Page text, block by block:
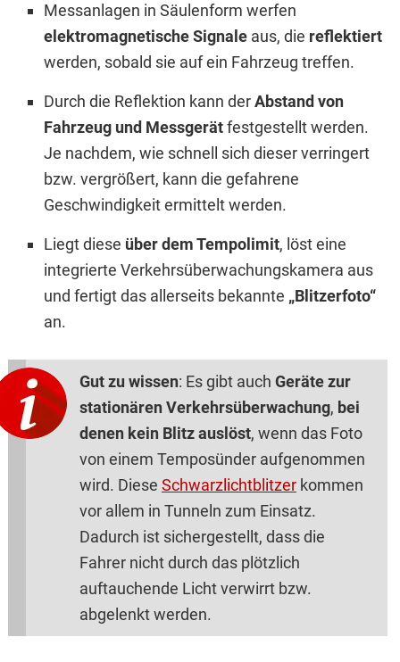
Messanlagen in Säulenform werfen
elektromagnetische Signaleaus, die reflektiert
werden, sobald sie auf ein Fahrzeug treffen.
Durch die Reflektion kann derAbstand von
Fahrzeug und Messgerätfestgestellt werden.
Je nachdem, wie schnell sich dieser verringert
bzw. vergrößert, kann die gefahrene
Geschwindigkeit ermittelt werden.
Liegt diese über dem Tempolimit, löst eine
integrierte Verkehrsüberwachungskamera aus
und fertigt das allerseits bekannte „Blitzerfoto“
an.
Gut zu wissen: Es gibt auch Geräte zur
stationären Verkehrsüberwachung, bei
denen kein Blitz auslöst, wenn das Foto
von einem Temposünder aufgenommen
wird. Diese Schwarzlichtblitzerkommen
vor allem in Tunneln zum Einsatz.
Dadurch ist sichergestellt, dass die
Fahrer nicht durch das plötzlich
auftauchende Licht verwirrt bzw.
abgelenkt werden.